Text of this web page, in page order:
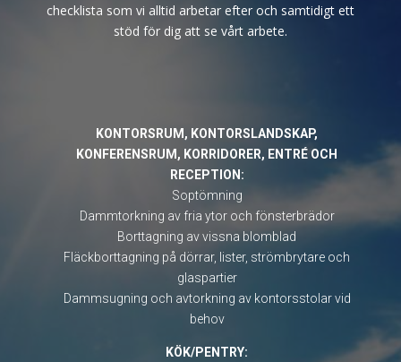
checklista som vi alltid arbetar efter och samtidigt ett
stöd för dig att se vårt arbete.
KONTORSRUM, KONTORSLANDSKAP,
KONFERENSRUM, KORRIDORER, ENTRÉ OCH
RECEPTION:
Soptömning
Dammtorkning av fria ytor och fönsterbrädor
Borttagning av vissna blomblad
Fläckborttagning på dörrar, lister, strömbrytare och
glaspartier
Dammsugning och avtorkning av kontorsstolar vid
behov
KÖK/PENTRY: